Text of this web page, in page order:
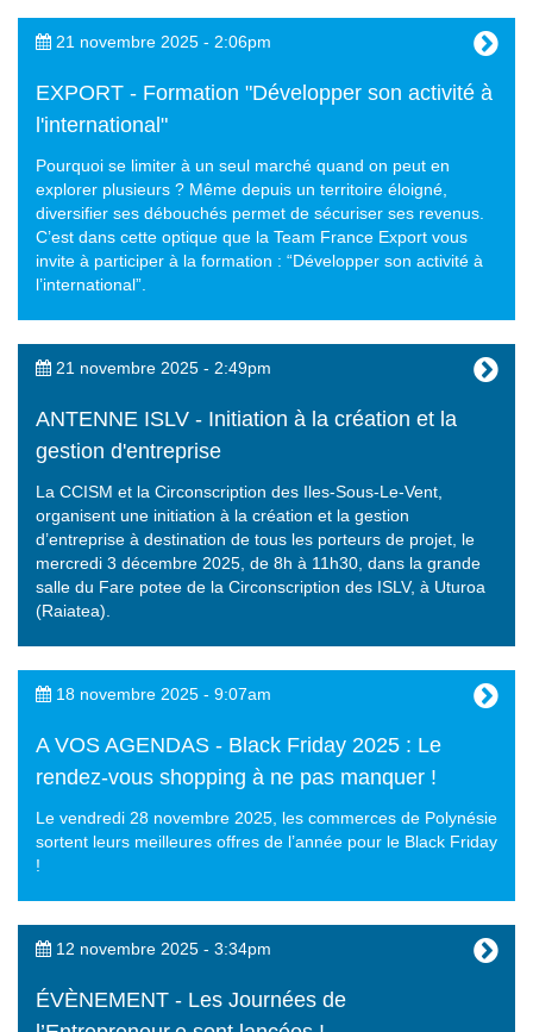
21 novembre 2025 - 2:06pm
EXPORT - Formation "Développer son activité à
l'international"
Pourquoi se limiter à un seul marché quand on peut en
explorer plusieurs ? Même depuis un territoire éloigné,
diversifier ses débouchés permet de sécuriser ses revenus.
C’est dans cette optique que la Team France Export vous
invite à participer à la formation : “Développer son activité à
l’international”.
21 novembre 2025 - 2:49pm
ANTENNE ISLV - Initiation à la création et la
gestion d'entreprise
La CCISM et la Circonscription des Iles-Sous-Le-Vent,
organisent une initiation à la création et la gestion
d’entreprise à destination de tous les porteurs de projet, le
mercredi 3 décembre 2025, de 8h à 11h30, dans la grande
salle du Fare potee de la Circonscription des ISLV, à Uturoa
(Raiatea).
18 novembre 2025 - 9:07am
A VOS AGENDAS - Black Friday 2025 : Le
rendez-vous shopping à ne pas manquer !
Le vendredi 28 novembre 2025, les commerces de Polynésie
sortent leurs meilleures offres de l’année pour le Black Friday
!
12 novembre 2025 - 3:34pm
ÉVÈNEMENT - Les Journées de